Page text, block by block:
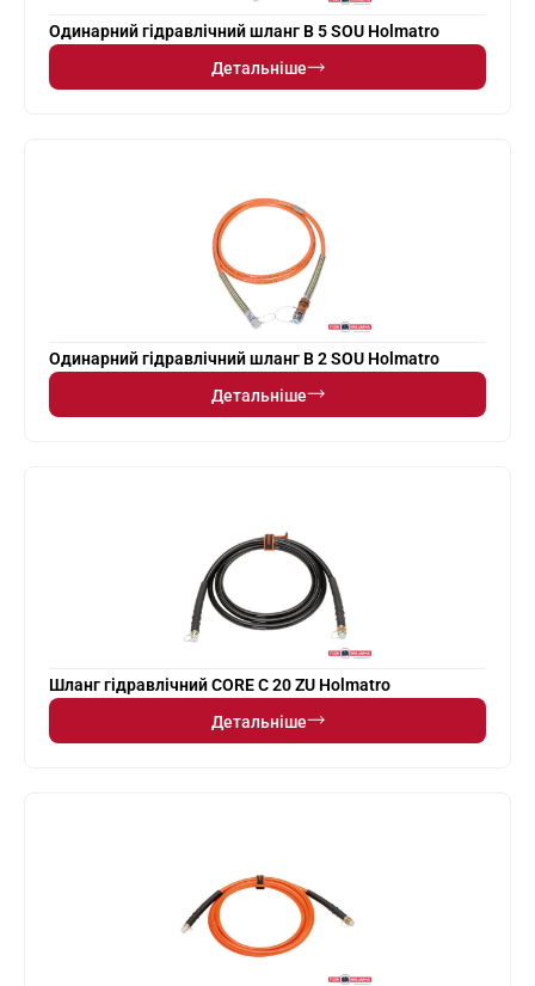
Одинарний гідравлічний шланг В 5 SOU Holmatro
Детальніше
Одинарний гідравлічний шланг В 2 SOU Holmatro
Детальніше
Шланг гідравлічний CORE C 20 ZU Holmatro
Детальніше